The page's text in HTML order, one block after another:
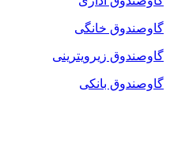
گاوصندوق خانگی
گاوصندوق زیرویترینی
گاوصندوق بانکی